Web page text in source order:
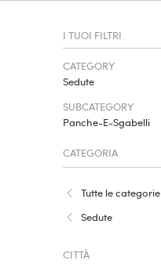
I TUOI FILTRI
CATEGORY
Sedute
SUBCATEGORY
Panche-E-Sgabelli
CATEGORIA
Tutte le categorie
Sedute
CITTÀ